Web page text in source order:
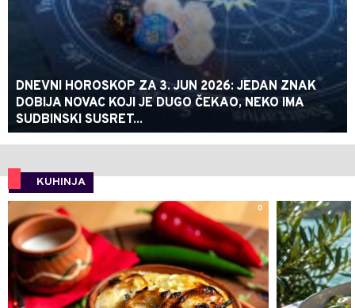
DNEVNI HOROSKOP ZA 3. JUN 2026: JEDAN ZNAK
DOBIJA NOVAC KOJI JE DUGO ČEKAO, NEKO IMA
SUDBINSKI SUSRET...
KUHINJA
0